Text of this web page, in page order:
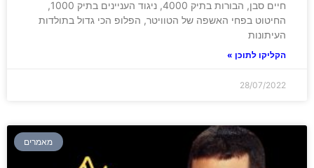
חיים סבן, הבורות בתיק 4000, ניגוד העניינים בתיק 1000,
החיטוט בפחי האשפה של הטוויטר, הפלופ הכי גדול בתולדות
העיתונות
הקליקו לתוכן »
28/07/2022
מאמרים